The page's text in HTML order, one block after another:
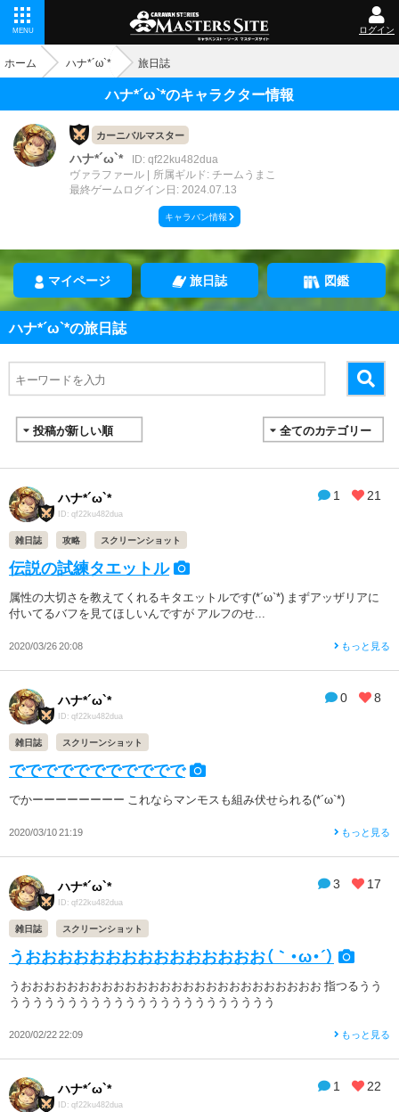
MENU ログイン
ホーム ハナ*´ω`* 旅日誌
ハナ*´ω`*のキャラクター情報
カーニバルマスター
ハナ*´ω`* ID: qf22ku482dua
ヴァラファール
所属ギルド: チームうまこ
最終ゲームログイン日: 2024.07.13
キャラバン情報
マイページ 旅日誌 図鑑
ハナ*´ω`*の旅日誌
1 21
ハナ*´ω`*
ID: qf22ku482dua
雑日誌 攻略 スクリーンショット
伝説の試練タエットル
属性の大切さを教えてくれるキタエットルです(*´ω`*) まずアッザリアに
付いてるバフを見てほしいんですが アルフのせ...
2020/03/26 20:08 もっと見る
0 8
ハナ*´ω`*
ID: qf22ku482dua
雑日誌 スクリーンショット
ででででででででででで
でかーーーーーーーー これならマンモスも組み伏せられる(*´ω`*)
2020/03/10 21:19 もっと見る
3 17
ハナ*´ω`*
ID: qf22ku482dua
雑日誌 スクリーンショット
うおおおおおおおおおおおおおおお（｀・ω・´）
うおおおおおおおおおおおおおおおおおおおおおおおおおお 指つるうう
ううううううううううううううううううううううう
2020/02/22 22:09 もっと見る
1 22
ハナ*´ω`*
ID: qf22ku482dua